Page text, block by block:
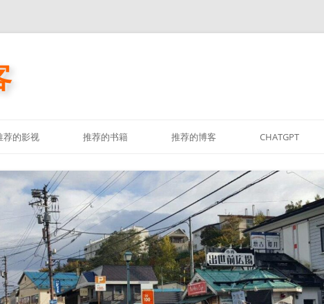
至
正
荐的影视 推荐的书籍 推荐的博客 CHATGPT